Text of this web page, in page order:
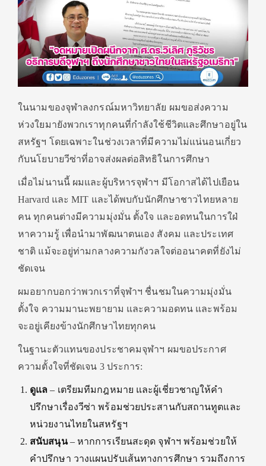
ในนามของจุฬาลงกรณ์มหาวิทยาลัย ผมขอส่งความ
ห่วงใยมายังพวกเราทุกคนที่กำลังใช้ชีวิตและศึกษาอยู่ใน
สหรัฐฯ โดยเฉพาะในช่วงเวลาที่มีความไม่แน่นอนเกี่ยว
กับนโยบายวีซ่าที่อาจส่งผลต่อสิทธิในการศึกษา
เมื่อไม่นานนี้ ผมและผู้บริหารจุฬาฯ มีโอกาสได้ไปเยือน
Harvard และ MIT และได้พบกับนักศึกษาชาวไทยหลาย
คน ทุกคนต่างมีความมุ่งมั่น ตั้งใจ และอดทนในการใฝ่
หาความรู้ เพื่อนำมาพัฒนาตนเอง สังคม และประเทศ
ชาติ แม้จะอยู่ท่ามกลางความกังวลใจต่ออนาคตที่ยังไม่
ชัดเจน
ผมอยากบอกว่าพวกเราที่จุฬาฯ ชื่นชมในความมุ่งมั่น
ตั้งใจ ความมานะพยายาม และความอดทน และพร้อม
จะอยู่เคียงข้างนักศึกษาไทยทุกคน
ในฐานะตัวแทนของประชาคมจุฬาฯ ผมขอประกาศ
ความตั้งใจที่ชัดเจน 3 ประการ:
ดูแล – เตรียมทีมกฎหมาย และผู้เชี่ยวชาญให้คำ
ปรึกษาเรื่องวีซ่า พร้อมช่วยประสานกับสถานทูตและ
หน่วยงานไทยในสหรัฐฯ
สนับสนุน– หากการเรียนสะดุด จุฬาฯ พร้อมช่วยให้
คำปรึกษา วางแผนปรับเส้นทางการศึกษา รวมถึงการ